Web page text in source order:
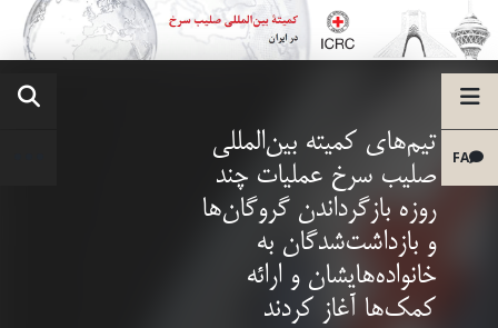
FA
تیم‌های کمیته بین‌المللی
صلیب سرخ عملیات چند
روزه بازگرداندن گروگان‌ها
و بازداشت‌شدگان به
خانواده‌هایشان و ارائه
کمک‌ها آغاز کردند